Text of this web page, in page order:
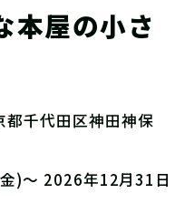
本屋の小さ
都千代田区神田神保
)～ 2026年12月31日